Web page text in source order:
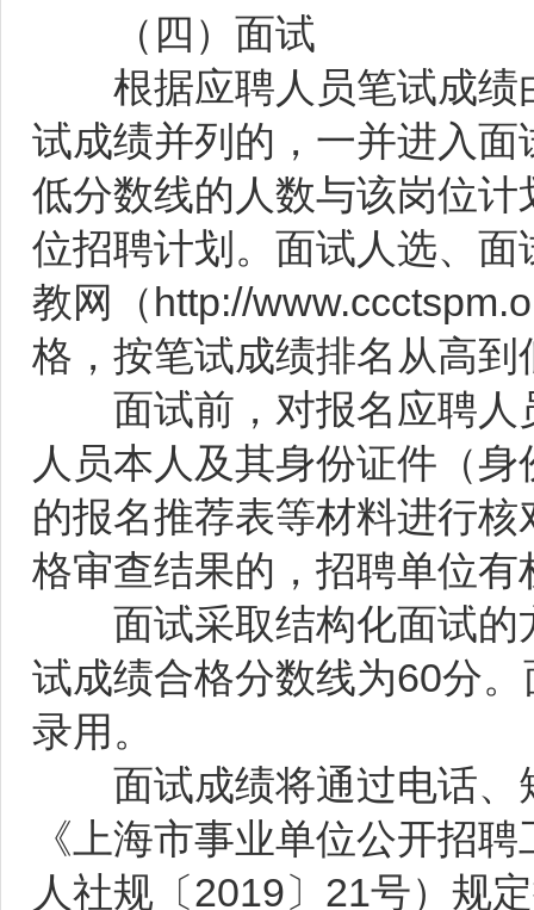
（四）面试
根据应聘人员笔试成绩
试成绩并列的，一并进入
低分数线的人数与该岗位
位招聘计划。面试人选、
教网（http://
格，按笔试成绩排名从高到
面试前，对报名应聘人
人员本人及其身份证件（
的报名推荐表等材料进行
格审查结果的，招聘单位
面试采取结构化面试的
试成绩合格分数线为60分
录用。
面试成绩将通过电话、
《上海市事业单位公开招
人社规〔2019〕21号）规